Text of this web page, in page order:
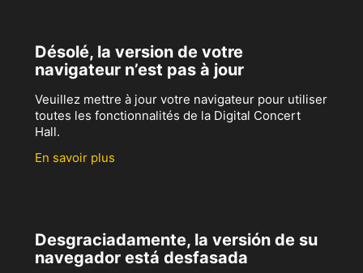
Désolé, la version de votre
navigateur n’est pas à jour
Veuillez mettre à jour votre navigateur pour utiliser
toutes les fonctionnalités de la Digital Concert
Hall.
En savoir plus
Desgraciadamente, la versión de su
navegador está desfasada